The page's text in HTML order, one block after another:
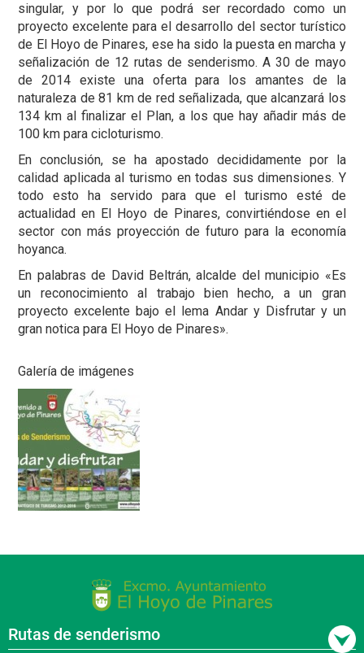
singular, y por lo que podrá ser recordado como un
proyecto excelente para el desarrollo del sector turístico
de El Hoyo de Pinares, ese ha sido la puesta en marcha y
señalización de 12 rutas de senderismo. A 30 de mayo
de 2014 existe una oferta para los amantes de la
naturaleza de 81 km de red señalizada, que alcanzará los
134 km al finalizar el Plan, a los que hay añadir más de
100 km para cicloturismo.
En conclusión, se ha apostado decididamente por la
calidad aplicada al turismo en todas sus dimensiones. Y
todo esto ha servido para que el turismo esté de
actualidad en El Hoyo de Pinares, convirtiéndose en el
sector con más proyección de futuro para la economía
hoyanca.
En palabras de David Beltrán, alcalde del municipio «Es
un reconocimiento al trabajo bien hecho, a un gran
proyecto excelente bajo el lema Andar y Disfrutar y un
gran notica para El Hoyo de Pinares».
Galería de imágenes
Rutas de senderismo